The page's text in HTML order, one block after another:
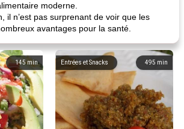
moderne.
il n’est pas surprenant de voir que les
avantages pour la santé.
145 min 495 min
Entrées et Snacks